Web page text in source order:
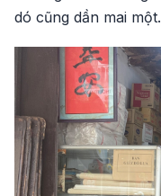
dó cũng dần mai một.